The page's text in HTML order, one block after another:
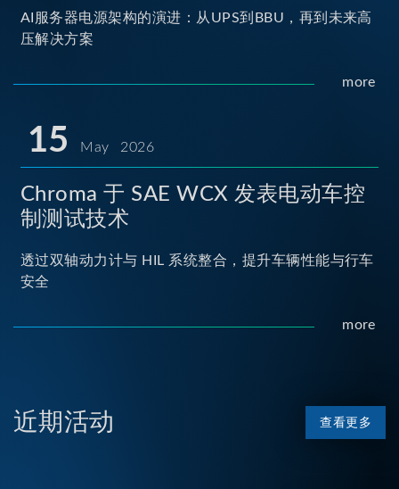
AI服务器电源架构的演进：从UPS到BBU，再到未来高
压解决方案
more
15 May 2026
Chroma 于 SAE WCX 发表电动车控
制测试技术
透过双轴动力计与 HIL 系统整合，提升车辆性能与行车
安全
more
近期活动 查看更多